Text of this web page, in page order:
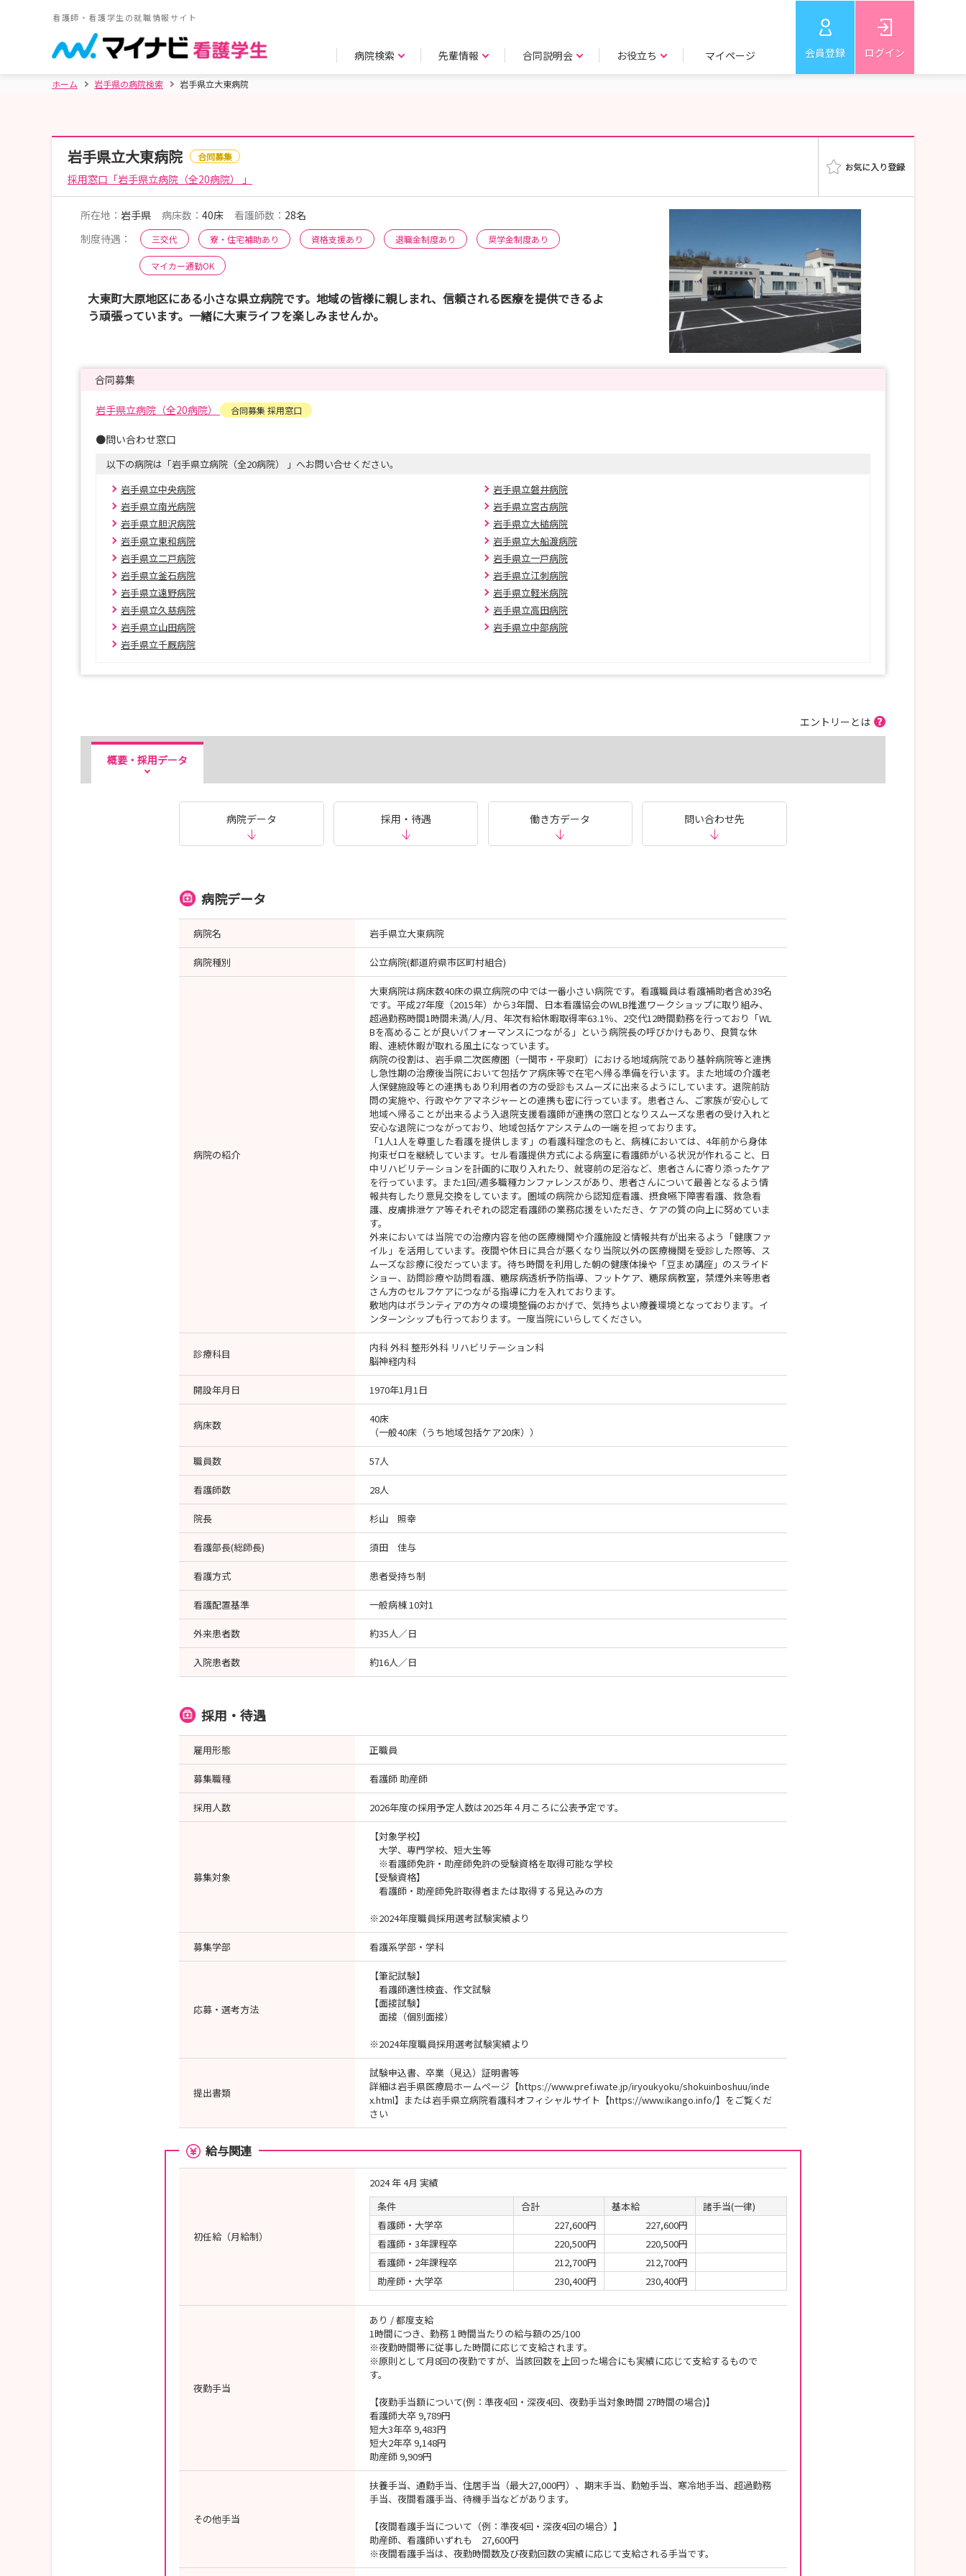
看護師・看護学生の就職情報サイト
病院検索 先輩情報 合同説明会 お役立ち マイページ 会員登録 ログイン
ホーム 岩手県の病院検索 岩手県立大東病院
岩手県立大東病院 合同募集
採用窓口「岩手県立病院（全20病院） 」
所在地： 岩手県 病床数： 40床 看護師数： 28名
制度待遇：
三交代 寮・住宅補助あり 資格支援あり 退職金制度あり 奨学金制度あり
マイカー通勤OK
大東町大原地区にある小さな県立病院です。地域の皆様に親しまれ、信頼される医療を提供できるよ
う頑張っています。一緒に大東ライフを楽しみませんか。
合同募集
岩手県立病院（全20病院） 合同募集 採用窓口
●問い合わせ窓口
以下の病院は「岩手県立病院（全20病院） 」へお問い合せください。
岩手県立中央病院
岩手県立磐井病院
岩手県立南光病院
岩手県立宮古病院
岩手県立胆沢病院
岩手県立大槌病院
岩手県立東和病院
岩手県立大船渡病院
岩手県立二戸病院
岩手県立一戸病院
岩手県立釜石病院
岩手県立江刺病院
岩手県立遠野病院
岩手県立軽米病院
岩手県立久慈病院
岩手県立高田病院
岩手県立山田病院
岩手県立中部病院
岩手県立千厩病院
エントリーとは
概要・採用データ
病院データ 採用・待遇 働き方データ 問い合わせ先
病院データ
病院名 岩手県立大東病院
病院種別 公立病院(都道府県市区町村組合)
病院の紹介
大東病院は病床数40床の県立病院の中では一番小さい病院です。看護職員は看護補助者含め39名
です。平成27年度（2015年）から3年間、日本看護協会のWLB推進ワークショップに取り組み、
超過勤務時間1時間未満/人/月、年次有給休暇取得率63.1％、2交代12時間勤務を行っており「WL
Bを高めることが良いパフォーマンスにつながる」という病院長の呼びかけもあり、良質な休
暇、連続休暇が取れる風土になっています。
病院の役割は、岩手県二次医療圏（一関市・平泉町）における地域病院であり基幹病院等と連携
し急性期の治療後当院において包括ケア病床等で在宅へ帰る準備を行います。また地域の介護老
人保健施設等との連携もあり利用者の方の受診もスムーズに出来るようにしています。退院前訪
問の実施や、行政やケアマネジャーとの連携も密に行っています。患者さん、ご家族が安心して
地域へ帰ることが出来るよう入退院支援看護師が連携の窓口となりスムーズな患者の受け入れと
安心な退院につながっており、地域包括ケアシステムの一端を担っております。
「1人1人を尊重した看護を提供します」の看護科理念のもと、病棟においては、4年前から身体
拘束ゼロを継続しています。セル看護提供方式による病室に看護師がいる状況が作れること、日
中リハビリテーションを計画的に取り入れたり、就寝前の足浴など、患者さんに寄り添ったケア
を行っています。また1回/週多職種カンファレンスがあり、患者さんについて最善となるよう情
報共有したり意見交換をしています。圏域の病院から認知症看護、摂食嚥下障害看護、救急看
護、皮膚排泄ケア等それぞれの認定看護師の業務応援をいただき、ケアの質の向上に努めていま
す。
外来においては当院での治療内容を他の医療機関や介護施設と情報共有が出来るよう「健康ファ
イル」を活用しています。夜間や休日に具合が悪くなり当院以外の医療機関を受診した際等、ス
ムーズな診療に役だっています。待ち時間を利用した朝の健康体操や「豆まめ講座」のスライド
ショー、訪問診療や訪問看護、糖尿病透析予防指導、フットケア、糖尿病教室，禁煙外来等患者
さん方のセルフケアにつながる指導に力を入れております。
敷地内はボランティアの方々の環境整備のおかげで、気持ちよい療養環境となっております。イ
ンターンシップも行っております。一度当院にいらしてください。
診療科目
内科 外科 整形外科 リハビリテーション科
脳神経内科
開設年月日 1970年1月1日
病床数
40床
（一般40床（うち地域包括ケア20床））
職員数 57人
看護師数 28人
院長 杉山 照幸
看護部長(総師長) 須田 佳与
看護方式 患者受持ち制
看護配置基準 一般病棟 10対1
外来患者数 約35人／日
入院患者数 約16人／日
採用・待遇
雇用形態 正職員
募集職種 看護師 助産師
採用人数 2026年度の採用予定人数は2025年４月ころに公表予定です。
募集対象
【対象学校】
大学、専門学校、短大生等
※看護師免許・助産師免許の受験資格を取得可能な学校
【受験資格】
看護師・助産師免許取得者または取得する見込みの方
※2024年度職員採用選考試験実績より
募集学部 看護系学部・学科
応募・選考方法
【筆記試験】
看護師適性検査、作文試験
【面接試験】
面接（個別面接）
※2024年度職員採用選考試験実績より
提出書類
試験申込書、卒業（見込）証明書等
詳細は岩手県医療局ホームページ【https://www.pref.iwate.jp/iryoukyoku/shokuinboshuu/inde
x.html】または岩手県立病院看護科オフィシャルサイト【https://www.ikango.info/】をご覧くだ
さい
給与関連
初任給（月給制）
2024 年 4月 実績
条件
合計 基本給
諸手当(一律)
看護師・大学卒
227,600円
227,600円
看護師・3年課程卒
220,500円
220,500円
看護師・2年課程卒
212,700円
212,700円
助産師・大学卒
230,400円 230,400円
夜勤手当
あり / 都度支給
1時間につき、勤務１時間当たりの給与額の25/100
※夜勤時間帯に従事した時間に応じて支給されます。
※原則として月8回の夜勤ですが、当該回数を上回った場合にも実績に応じて支給するもので
す。
【夜勤手当額について(例：準夜4回・深夜4回、夜勤手当対象時間 27時間の場合)】
看護師大卒 9,789円
短大3年卒 9,483円
短大2年卒 9,148円
助産師 9,909円
その他手当
扶養手当、通勤手当、住居手当（最大27,000円）、期末手当、勤勉手当、寒冷地手当、超過勤務
手当、夜間看護手当、待機手当などがあります。
【夜間看護手当について（例：準夜4回・深夜4回の場合）】
助産師、看護師いずれも 27,600円
※夜間看護手当は、夜勤時間数及び夜勤回数の実績に応じて支給される手当です。